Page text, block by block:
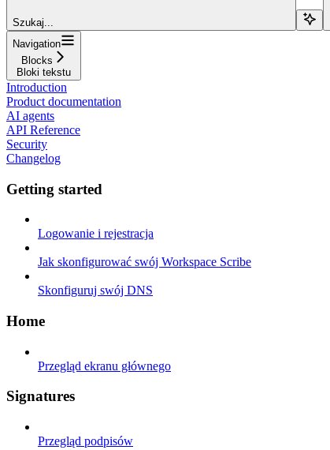
Szukaj...
Navigation
Blocks
Bloki tekstu
Introduction
Product documentation
AI agents
API Reference
Security
Changelog
Getting started
Logowanie i rejestracja
Jak skonfigurować swój Workspace Scribe
Skonfiguruj swój DNS
Home
Przegląd ekranu głównego
Signatures
Przegląd podpisów